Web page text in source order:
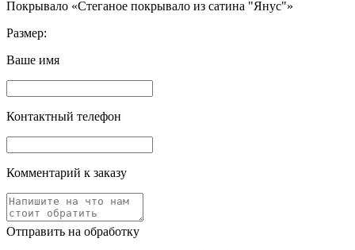
Покрывало «Стеганое покрывало из сатина "Янус"»
Размер:
Ваше имя
Контактный телефон
Комментарий к заказу
Отправить на обработку